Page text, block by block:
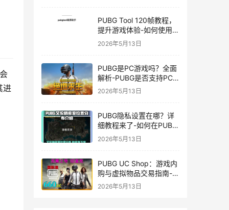
进
PUBG Tool 120帧教程，
提升游戏体验-如何使用
PUBG Tool实现120帧流
畅游戏
2026年5月13日
PUBG是PC游戏吗？全面
解析-PUBG是否支持PC
平台及游戏玩法介绍
2026年5月13日
PUBG隐私设置在哪？详
细教程来了-如何在PUBG
中设置隐私选项保护个人
2026年5月13日
PUBG UC Shop：游戏内
购与虚拟物品交易指南-
PUBG UC Shop如何购买
2026年5月13日